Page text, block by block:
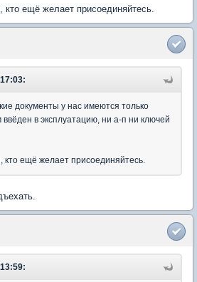
ещё желает присоединяйтесь.
документы у нас имеются только
в эксплуатацию, ни а-п ни ключей
ещё желает присоединяйтесь.